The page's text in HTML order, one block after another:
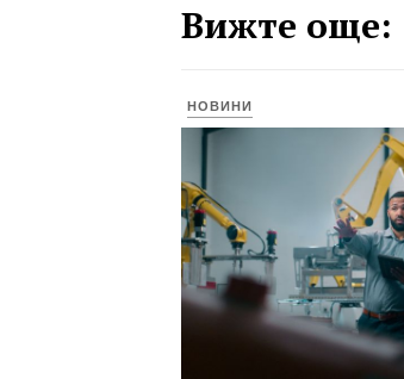
Вижте още:
НОВИНИ